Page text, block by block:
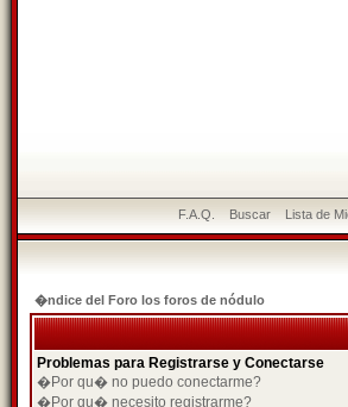
F.A.Q. Buscar Lista de
�ndice del Foro los foros de nódulo
Problemas para Registrarse y Conectarse
�Por qu� no puedo conectarme?
�Por qu� necesito registrarme?